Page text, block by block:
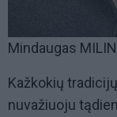
Mindaugas
Kažkokių
nuvažiuoju